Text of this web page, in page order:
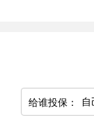
给谁投保：